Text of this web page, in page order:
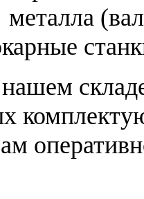
металла